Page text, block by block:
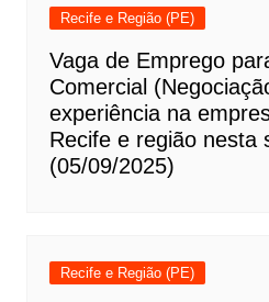
Recife e Região (PE)
Vaga de Emprego
Comercial
experiência na
Recife e região nesta
(05/09/2025)
Recife e Região (PE)